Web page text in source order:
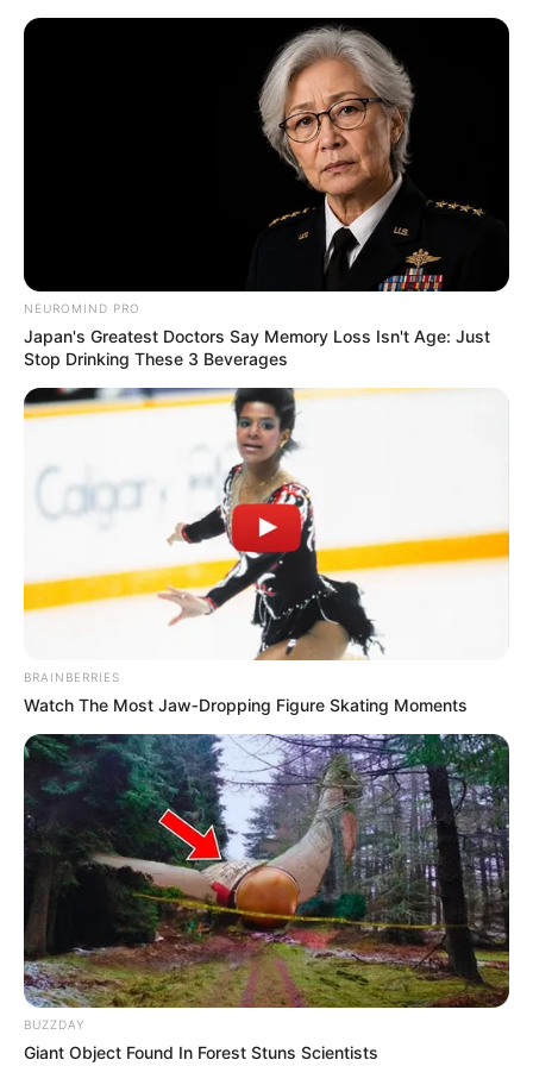
au
AU PETIT PARIEUR
Pronostic Gratuit du Tiercé Quinté PMU du jour
Menu
PRIX PALAIS DE CHAILLOT PRONO QUINTE
PMU 13-07-2024
NEUROMIND PRO
Japan's Greatest Doctors Say Memory Loss Isn't Age: Just
Stop Drinking These 3 Beverages
BRAINBERRIES
Watch The Most Jaw‑Dropping Figure Skating Moments
BUZZDAY
Giant Object Found In Forest Stuns Scientists